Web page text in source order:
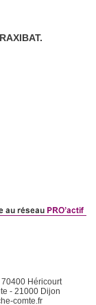
Héricourt
- 21000 Dijon
comte.fr